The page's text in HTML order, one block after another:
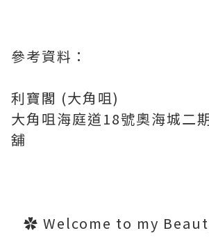
參考資料：
利寶閣 (大角咀)
大角咀海庭道18號奧海城二
舖
✿ Welcome to my